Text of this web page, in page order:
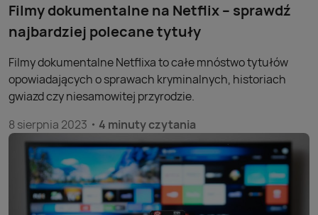
Filmy dokumentalne na Netflix – sprawdź
najbardziej polecane tytuły
Filmy dokumentalne Netflixa to całe mnóstwo tytułów
opowiadających o sprawach kryminalnych, historiach
gwiazd czy niesamowitej przyrodzie.
8 sierpnia 2023
4 minuty czytania